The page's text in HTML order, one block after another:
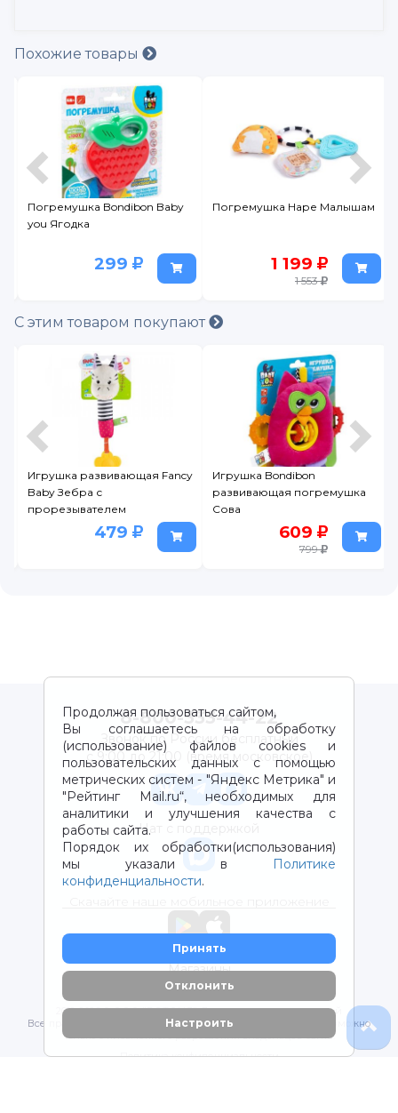
Похожие товары
Погремушка Bondibon Baby
you Ягодка
299
Погремушка Наре Малышам
1 199
1 553
С этим товаром покупают
Игрушка развивающая Fancy
Baby Зебра с
прорезывателем
479
Игрушка Bondibon
развивающая погремушка
Сова
609
799
Продолжая пользоваться сайтом,
Вы соглашаетесь на обработку
(использование) файлов cookies и
пользовательских данных с помощью
метрических систем - "Яндекс Метрика" и
"Рейтинг Mail.ru“, необходимых для
аналитики и улучшения качества с
работы сайта.
Порядок их обработки(использования)
мы указали в
Политике
конфиденциальности.
Принять
Отклонить
Настроить
8-800-333-44-22
Звонок по России бесплатный
с 9:00 до 21:00 (время московское)
Чат с поддержкой
Магазины
2012-2026 © ООО "ВОТОНЯ". Детские товары с доставкой
Все права защищены. Любое использование материалов возможно
только с письменного разрешения владельцев сайта.
Политика конфиденциальности